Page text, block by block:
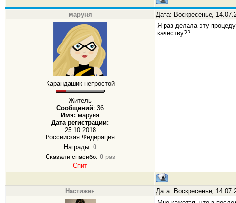
маруня Дата: Воскресенье,
Карандашик непростой
Житель
Сообщений: 36
Имя: маруня
Дата регистрации:
25.10.2018
Российская Федерация
Награды: 0
Сказали спасибо: 0раз
Спит
Я раз делала эту
качеству??
Настижен Дата: Воскресенье,